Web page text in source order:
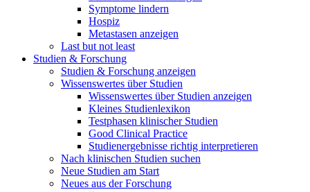
Symptome lindern
Hospiz
Metastasen anzeigen
Last but not least
Studien & Forschung
Studien & Forschung anzeigen
Wissenswertes über Studien
Wissenswertes über Studien anzeigen
Kleines Studienlexikon
Testphasen klinischer Studien
Good Clinical Practice
Studienergebnisse richtig interpretieren
Nach klinischen Studien suchen
Neue Studien am Start
Neues aus der Forschung